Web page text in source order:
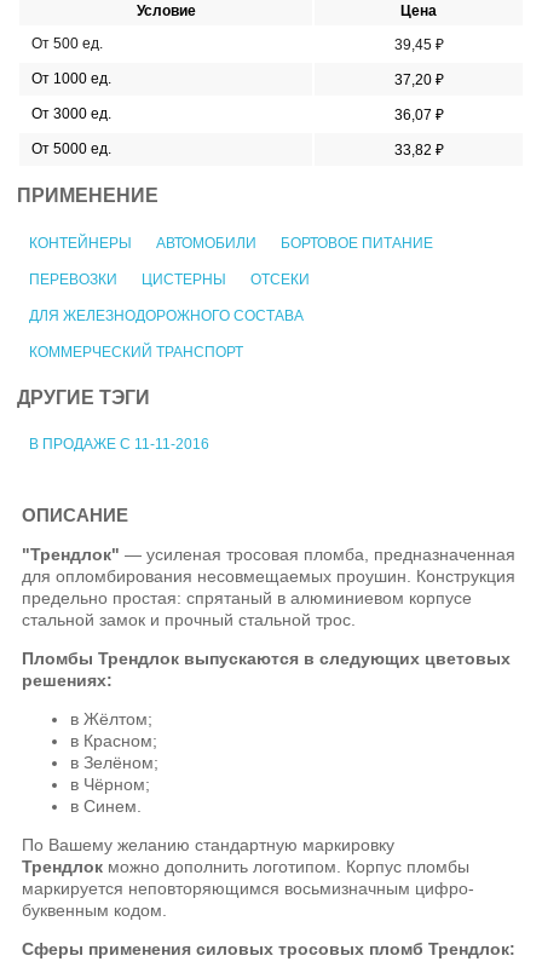
Условие
Цена
От 500 ед.
39,45 ₽
От 1000 ед.
37,20 ₽
От 3000 ед.
36,07 ₽
От 5000 ед.
33,82 ₽
ПРИМЕНЕНИЕ
КОНТЕЙНЕРЫ АВТОМОБИЛИ БОРТОВОЕ ПИТАНИЕ
ПЕРЕВОЗКИ ЦИСТЕРНЫ ОТСЕКИ
ДЛЯ ЖЕЛЕЗНОДОРОЖНОГО СОСТАВА
КОММЕРЧЕСКИЙ ТРАНСПОРТ
ДРУГИЕ ТЭГИ
В ПРОДАЖЕ С 11-11-2016
ОПИСАНИЕ
"Трендлок" — усиленая тросовая пломба, предназначенная
для опломбирования несовмещаемых проушин. Конструкция
предельно простая: спрятаный в алюминиевом корпусе
стальной замок и прочный стальной трос.
ПломбыТрендлок выпускаются в следующих цветовых
решениях:
в Жёлтом;
в Красном;
в Зелёном;
в Чёрном;
в Синем.
По Вашему желанию стандартную маркировку
Трендлок можно дополнить логотипом. Корпус пломбы
маркируется неповторяющимся восьмизначным цифро-
буквенным кодом.
Сферы применения силовых тросовых пломбТрендлок: